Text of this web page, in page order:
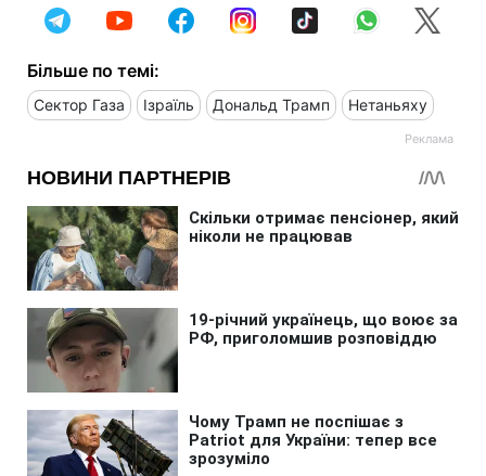
Більше по темі:
Сектор Газа Ізраїль Дональд Трамп Нетаньяху